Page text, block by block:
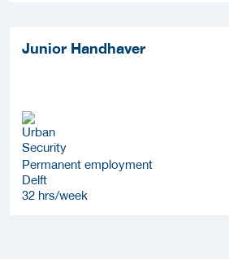
Junior Handhaver
Permanent employment
Delft
32 hrs/week